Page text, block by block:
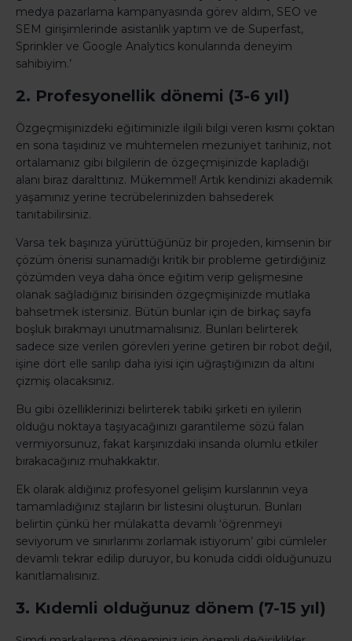
medya pazarlama kampanyasında görev aldım, SEO ve
SEM girişimlerinde asistanlık yaptım ve de Superfast,
Sprinkler ve Google Analytics konularında deneyim
sahibiyim.’
2. Profesyonellik dönemi (3-6 yıl)
Özgeçmişinizdeki eğitiminizle ilgili bilgi veren kısmı çoktan
en sona taşıdınız ve muhtemelen mezuniyet tarihiniz, not
ortalamanız gibi bilgilerin de özgeçmişinizde kapladığı
alanı biraz daralttınız. Mükemmel! Artık kendinizi akademik
yaşamınız yerine tecrübelerinizden bahsederek
tanıtabilirsiniz.
Varsa tek başınıza yürüttüğünüz bir projeden, kimsenin bir
çözüm önerisi sunamadığı kritik bir probleme getirdiğiniz
çözümden veya daha önce eğitim verip gelişmesine
olanak sağladığınız birisinden özgeçmişinizde mutlaka
bahsetmek istersiniz. Bütün bunlar için de birkaç sayfa
boşluk bırakmayı unutmamalısınız. Bunları belirterek
sadece size verilen görevleri yerine getiren bir robot değil,
işine dört elle sarılıp daha iyisi için uğraştığınızın da altını
çizmiş olacaksınız.
Bu gibi özelliklerinizi belirterek tabiki şirketi en iyilerin
olduğu noktaya taşıyacağınızı garantileme sözü falan
vermiyorsunuz, fakat karşınızdaki insanda olumlu etkiler
bırakacağınız muhakkaktır.
Ek olarak aldığınız profesyonel gelişim kurslarının veya
tamamladığınız stajların bir listesini oluşturun. Bunları
belirtin çünkü her mülakatta devamlı ‘öğrenmeyi
seviyorum ve sınırlarımı zorlamak istiyorum’ gibi cümleler
devamlı tekrar edilip duruyor, bu konuda ciddi olduğunuzu
kanıtlamalısınız.
3. Kıdemli olduğunuz dönem (7-15 yıl)